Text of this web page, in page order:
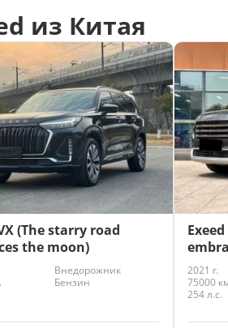
из Китая
(The starry road
the moon)
Внедорожник
Бензин
2021 г.
75000
254 л.с.